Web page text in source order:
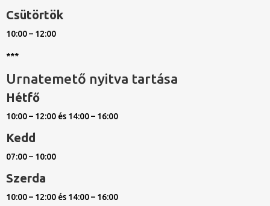
Csütörtök
10:00 – 12:00
***
Urnatemető nyitva tartása
Hétfő
10:00 – 12:00 és 14:00 – 16:00
Kedd
07:00 – 10:00
Szerda
10:00 – 12:00 és 14:00 – 16:00